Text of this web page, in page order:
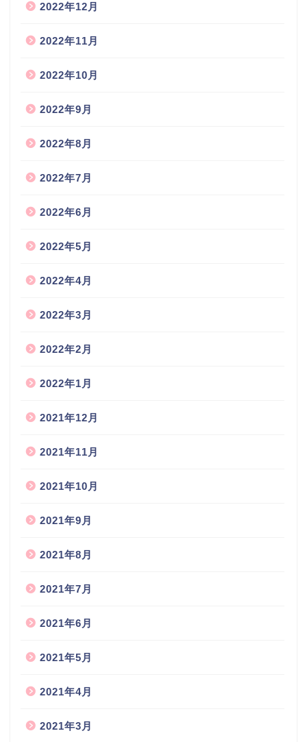
2022年12月
2022年11月
2022年10月
2022年9月
2022年8月
2022年7月
2022年6月
2022年5月
2022年4月
2022年3月
2022年2月
2022年1月
2021年12月
2021年11月
2021年10月
2021年9月
2021年8月
2021年7月
2021年6月
2021年5月
2021年4月
2021年3月